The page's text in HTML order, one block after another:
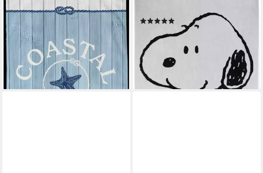
Strandtuch Breeze, Velours
(Packung, 1-St), Mikrofaser,
Velours, Strandtuch,
saugfähig, leicht, 100x180
25,95 €
lieferbar - in 6-8 Werktagen bei dir
44,99 €
lieferbar - in 6-8 Werktagen bei dir